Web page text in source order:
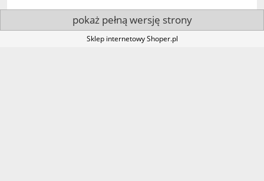
pokaż pełną wersję strony
Sklep internetowy Shoper.pl